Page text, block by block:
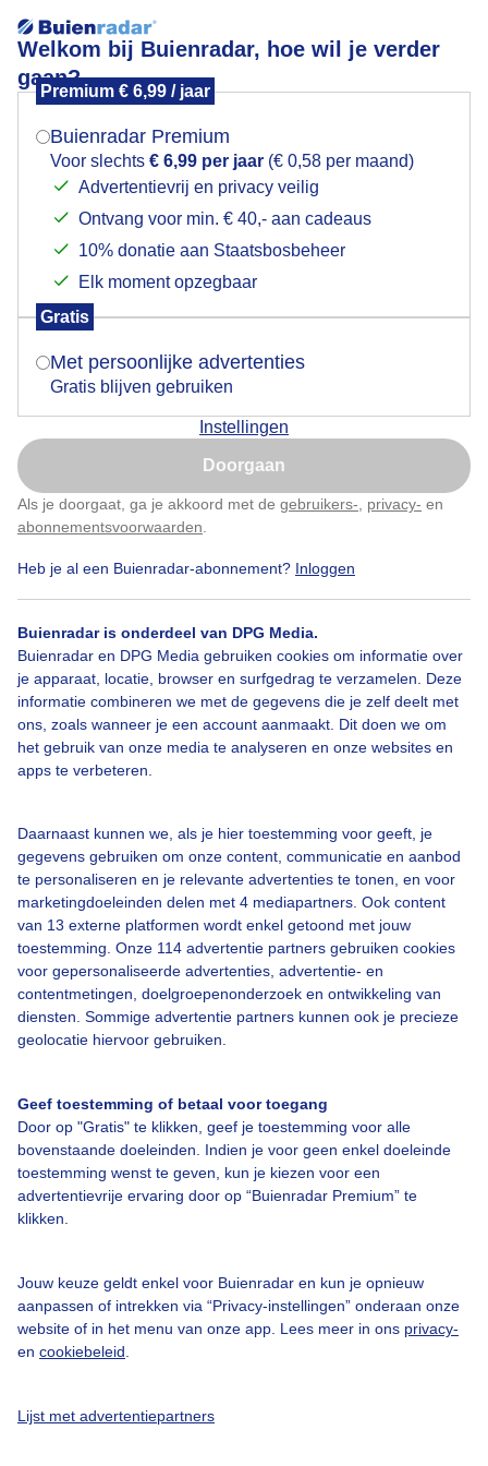
Welkom bij Buienradar, hoe wil je verder
gaan?
Premium € 6,99 / jaar
Buienradar Premium
Voor slechts € 6,99 per jaar (€ 0,58 per maand)
Advertentievrij en privacy veilig
Ontvang voor min. € 40,- aan cadeaus
10% donatie aan Staatsbosbeheer
Elk moment opzegbaar
Gratis
Met persoonlijke advertenties
Gratis blijven gebruiken
Instellingen
Doorgaan
Als je doorgaat, ga je akkoord met de gebruikers- privacy- en
abonnementsvoorwaarden
Heb je al een Buienradar-abonnement? Inloggen
Buienradar is onderdeel van DPG Media.
Buienradar en DPG Media gebruiken cookies om informatie over
je apparaat, locatie, browser en surfgedrag te verzamelen. Deze
informatie combineren we met de gegevens die je zelf deelt met
ons, zoals wanneer je een account aanmaakt. Dit doen we om
het gebruik van onze media te analyseren en onze websites en
apps te verbeteren.
Daarnaast kunnen we, als je hier toestemming voor geeft, je
gegevens gebruiken om onze content, communicatie en aanbod
te personaliseren en je relevante advertenties te tonen, en voor
marketingdoeleinden delen met 4 mediapartners. Ook content
van 13 externe platformen wordt enkel getoond met jouw
toestemming. Onze 114 advertentie partners gebruiken cookies
voor gepersonaliseerde advertenties, advertentie- en
contentmetingen, doelgroepenonderzoek en ontwikkeling van
diensten. Sommige advertentie partners kunnen ook je precieze
geolocatie hiervoor gebruiken.
Geef toestemming of betaal voor toegang
Door op "Gratis" te klikken, geef je toestemming voor alle
bovenstaande doeleinden. Indien je voor geen enkel doeleinde
toestemming wenst te geven, kun je kiezen voor een
advertentievrije ervaring door op “Buienradar Premium” te
klikken.
Jouw keuze geldt enkel voor Buienradar en kun je opnieuw
aanpassen of intrekken via “Privacy-instellingen” onderaan onze
website of in het menu van onze app. Lees meer in ons privacy-
en cookiebeleid
Lijst met advertentiepartners
Bewolkt vanavond
Door: Ankie Grijsen Gemaakt: 18-05-2026, 57x bekeken
Een moment geduld aub...
Over Buienradar
Bedrijfsgegevens
Veelgestelde vragen
Contact
Gebruikersvoorwaarden
Adverteren
Buienradar Team
Privacy beleid
Privacy instellingen
Gratis weerdata
Buienradar
Mogen we je locatie gebruiken voor het
Indien je hier nog geen akkoord op hebt gegeven,
verschijnt er zo een pop-up uit je browser waarin
Is goed, toon de popup
Nu niet, misschien later
Klik hierom dit aan te passen